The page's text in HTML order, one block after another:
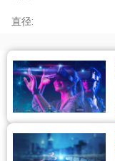
直径: